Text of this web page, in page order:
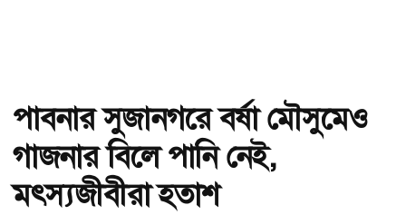
পাবনার সুজানগরে বর্ষা মৌসুমেও
গাজনার বিলে পানি নেই,
মৎস্যজীবীরা হতাশ